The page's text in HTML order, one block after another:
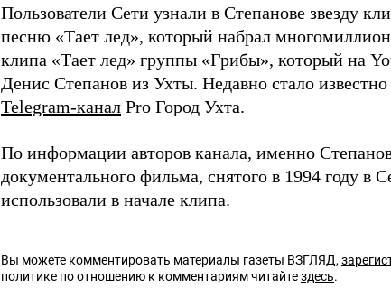
Пользователи Сети узнали в Степанове звезду
песню «Тает лед», который набрал
клипа «Тает лед» группы «Грибы», который на
Денис Степанов из Ухты. Недавно стало
Telegram-канал Pro Город Ухта.
По информации авторов канала, именно
документального фильма, снятого в 1994 году в
использовали в начале клипа.
Вы можете комментировать материалы газеты ВЗГЛЯД,
политике по отношению к комментариям читайтездесь.